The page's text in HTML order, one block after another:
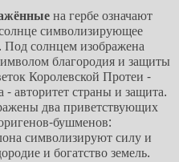
на гербе означают
символизирующее
Под солнцем изображена
благородия и защиты
Королевской Протеи -
авторитет страны и защита.
два приветствующих
бушменов:
символизируют силу и
и богатство земель.